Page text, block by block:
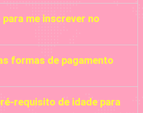
me inscrever no
formas de pagamento
requisito de idade para